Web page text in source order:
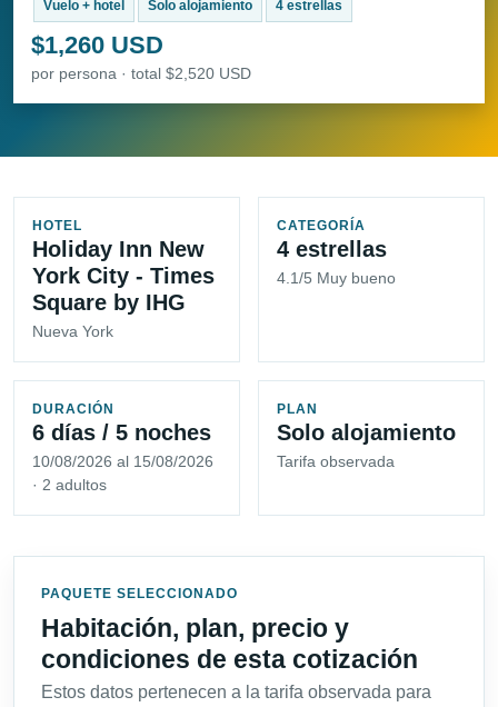
Vuelo + hotel Solo alojamiento 4 estrellas
$1,260 USD
por persona · total $2,520 USD
HOTEL
Holiday Inn New
York City - Times
Square by IHG
Nueva York
CATEGORÍA
4 estrellas
4.1/5 Muy bueno
DURACIÓN
6 días / 5 noches
10/08/2026 al 15/08/2026
· 2 adultos
PLAN
Solo alojamiento
Tarifa observada
PAQUETE SELECCIONADO
Habitación, plan, precio y
condiciones de esta cotización
Estos datos pertenecen a la tarifa observada para